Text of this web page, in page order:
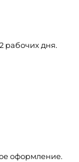
рабочих дня.
оформление.